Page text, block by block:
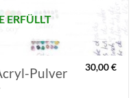
ERFÜLLT
Pulver
30,00€